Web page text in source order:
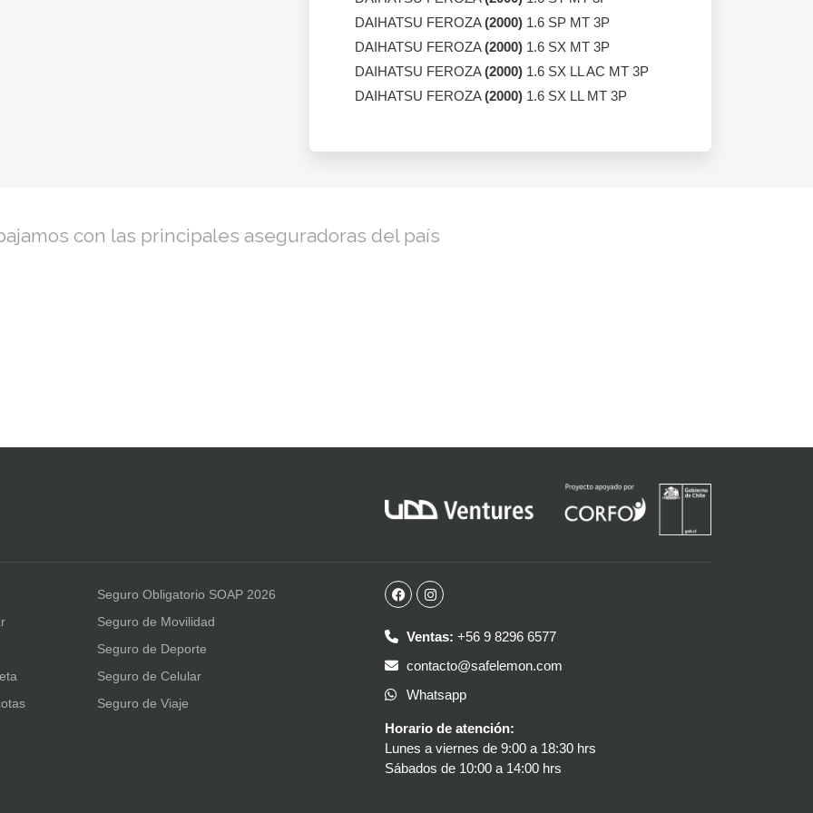
DAIHATSU FEROZA(2000) 1.6 SP MT 3P
DAIHATSU FEROZA(2000) 1.6 SX MT 3P
DAIHATSU FEROZA(2000) 1.6 SX LL AC MT 3P
DAIHATSU FEROZA(2000) 1.6 SX LL MT 3P
con las principales aseguradoras del país
Seguro Obligatorio SOAP 2026
Seguro de Movilidad
Seguro de Deporte
Seguro de Celular
Seguro de Viaje
Ventas: +56 9 8296 6577
contacto@safelemon.com
Whatsapp
Horario de atención:
Lunes a viernes de 9:00 a 18:30 hrs
Sábados de 10:00 a 14:00 hrs